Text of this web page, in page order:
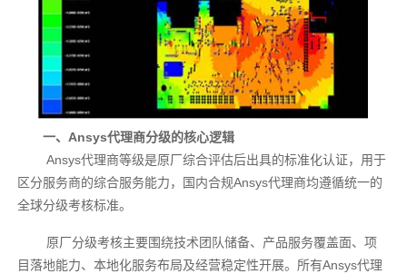
一、Ansys代理商分级的核心逻辑
Ansys代理商等级是原厂综合评估后出具的标准化认证，用于
区分服务商的综合服务能力，国内合规Ansys代理商均遵循统一的
全球分级考核标准。
原厂分级考核主要围绕技术团队储备、产品服务覆盖面、项
目落地能力、本地化服务布局及经营稳定性开展。所有Ansys代理